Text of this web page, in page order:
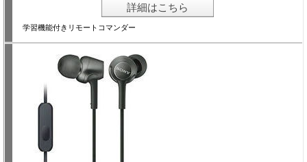
詳細はこちら
学習機能付きリモートコマンダー